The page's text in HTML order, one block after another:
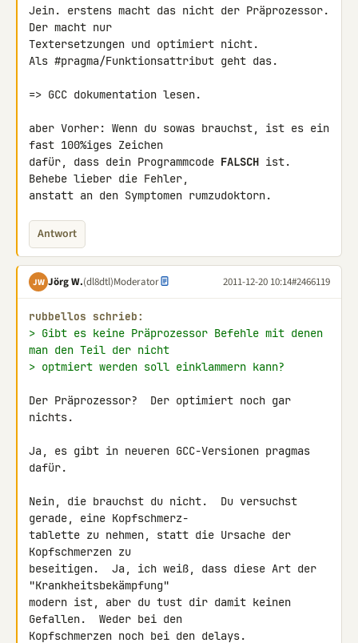
Jein. erstens macht das nicht der Präprozessor.
Der macht nur
Textersetzungen und optimiert nicht.
Als #pragma/Funktionsattribut geht das.
=> GCC dokumentation lesen.
aber Vorher: Wenn du sowas brauchst, ist es ein
fast 100%iges Zeichen
dafür, dass dein Programmcode FALSCH ist.
Behebe lieber die Fehler,
anstatt an den Symptomen rumzudoktorn.
Antwort
JW Jörg W.(dl8dtl)Moderator 2011-12-20 10:14#2466119
rubbellos schrieb:
> Gibt es keine Präprozessor Befehle mit denen
man den Teil der nicht
> optmiert werden soll einklammern kann?
Der Präprozessor?  Der optimiert noch gar
nichts.
Ja, es gibt in neueren GCC-Versionen pragmas
dafür.
Nein, die brauchst du nicht.  Du versuchst
gerade, eine Kopfschmerz-
tablette zu nehmen, statt die Ursache der
Kopfschmerzen zu
beseitigen.  Ja, ich weiß, dass diese Art der
"Krankheitsbekämpfung"
modern ist, aber du tust dir damit keinen
Gefallen.  Weder bei den
Kopfschmerzen noch bei den delays.